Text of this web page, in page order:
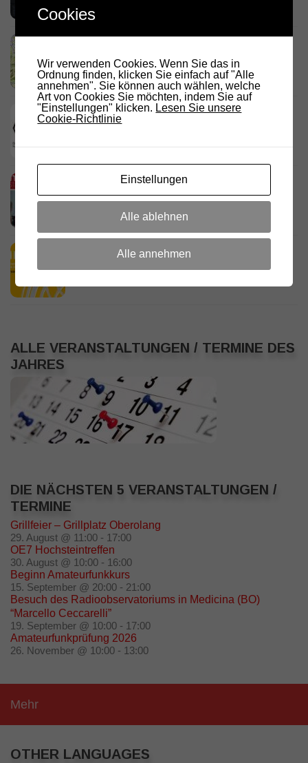
Standort
23. JULI 2026
DARC Rundspruch 29/2026
D.R.C. in den Medien – Meraner
Stadtanzeiger
18. JULI 2026
HamRadio Friedrichshafen 2026
ALLE VERANSTALTUNGEN / TERMINE DES
JAHRES
DIE NÄCHSTEN 5 VERANSTALTUNGEN /
TERMINE
Grillfeier – Grillplatz Oberolang
29. August @ 11:00 - 17:00
OE7 Hochsteintreffen
30. August @ 10:00 - 16:00
Beginn Amateurfunkkurs
15. September @ 20:00 - 21:00
Besuch des Radioobservatoriums in Medicina (BO)
“Marcello Ceccarelli”
19. September @ 10:00 - 17:00
Amateurfunkprüfung 2026
26. November @ 10:00 - 13:00
Mehr
OTHER LANGUAGES
Cookies
Wir verwenden Cookies. Wenn Sie das in
Ordnung finden, klicken Sie einfach auf "Alle
annehmen". Sie können auch wählen, welche
Art von Cookies Sie möchten, indem Sie auf
"Einstellungen" klicken. Lesen Sie unsere
Cookie-Richtlinie
Einstellungen
Alle ablehnen
Alle annehmen